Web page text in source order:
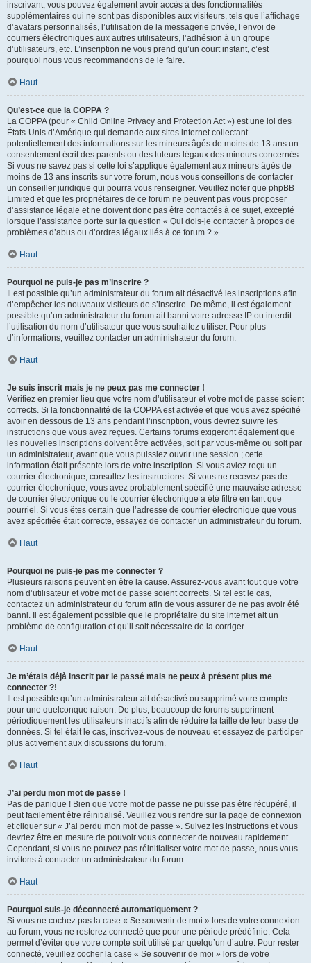
inscrivant, vous pouvez également avoir accès à des fonctionnalités
supplémentaires qui ne sont pas disponibles aux visiteurs, tels que l’affichage
d’avatars personnalisés, l’utilisation de la messagerie privée, l’envoi de
courriers électroniques aux autres utilisateurs, l’adhésion à un groupe
d’utilisateurs, etc. L’inscription ne vous prend qu’un court instant, c’est
pourquoi nous vous recommandons de le faire.
Haut
Qu’est-ce que la COPPA ?
La COPPA (pour « Child Online Privacy and Protection Act ») est une loi des
États-Unis d’Amérique qui demande aux sites internet collectant
potentiellement des informations sur les mineurs âgés de moins de 13 ans un
consentement écrit des parents ou des tuteurs légaux des mineurs concernés.
Si vous ne savez pas si cette loi s’applique également aux mineurs âgés de
moins de 13 ans inscrits sur votre forum, nous vous conseillons de contacter
un conseiller juridique qui pourra vous renseigner. Veuillez noter que phpBB
Limited et que les propriétaires de ce forum ne peuvent pas vous proposer
d’assistance légale et ne doivent donc pas être contactés à ce sujet, excepté
lorsque l’assistance porte sur la question « Qui dois-je contacter à propos de
problèmes d’abus ou d’ordres légaux liés à ce forum ? ».
Haut
Pourquoi ne puis-je pas m’inscrire ?
Il est possible qu’un administrateur du forum ait désactivé les inscriptions afin
d’empêcher les nouveaux visiteurs de s’inscrire. De même, il est également
possible qu’un administrateur du forum ait banni votre adresse IP ou interdit
l’utilisation du nom d’utilisateur que vous souhaitez utiliser. Pour plus
d’informations, veuillez contacter un administrateur du forum.
Haut
Je suis inscrit mais je ne peux pas me connecter !
Vérifiez en premier lieu que votre nom d’utilisateur et votre mot de passe soient
corrects. Si la fonctionnalité de la COPPA est activée et que vous avez spécifié
avoir en dessous de 13 ans pendant l’inscription, vous devrez suivre les
instructions que vous avez reçues. Certains forums exigeront également que
les nouvelles inscriptions doivent être activées, soit par vous-même ou soit par
un administrateur, avant que vous puissiez ouvrir une session ; cette
information était présente lors de votre inscription. Si vous aviez reçu un
courrier électronique, consultez les instructions. Si vous ne recevez pas de
courrier électronique, vous avez probablement spécifié une mauvaise adresse
de courrier électronique ou le courrier électronique a été filtré en tant que
pourriel. Si vous êtes certain que l’adresse de courrier électronique que vous
avez spécifiée était correcte, essayez de contacter un administrateur du forum.
Haut
Pourquoi ne puis-je pas me connecter ?
Plusieurs raisons peuvent en être la cause. Assurez-vous avant tout que votre
nom d’utilisateur et votre mot de passe soient corrects. Si tel est le cas,
contactez un administrateur du forum afin de vous assurer de ne pas avoir été
banni. Il est également possible que le propriétaire du site internet ait un
problème de configuration et qu’il soit nécessaire de la corriger.
Haut
Je m’étais déjà inscrit par le passé mais ne peux à présent plus me
connecter ?!
Il est possible qu’un administrateur ait désactivé ou supprimé votre compte
pour une quelconque raison. De plus, beaucoup de forums suppriment
périodiquement les utilisateurs inactifs afin de réduire la taille de leur base de
données. Si tel était le cas, inscrivez-vous de nouveau et essayez de participer
plus activement aux discussions du forum.
Haut
J’ai perdu mon mot de passe !
Pas de panique ! Bien que votre mot de passe ne puisse pas être récupéré, il
peut facilement être réinitialisé. Veuillez vous rendre sur la page de connexion
et cliquer sur « J’ai perdu mon mot de passe ». Suivez les instructions et vous
devriez être en mesure de pouvoir vous connecter de nouveau rapidement.
Cependant, si vous ne pouvez pas réinitialiser votre mot de passe, nous vous
invitons à contacter un administrateur du forum.
Haut
Pourquoi suis-je déconnecté automatiquement ?
Si vous ne cochez pas la case « Se souvenir de moi » lors de votre connexion
au forum, vous ne resterez connecté que pour une période prédéfinie. Cela
permet d’éviter que votre compte soit utilisé par quelqu’un d’autre. Pour rester
connecté, veuillez cocher la case « Se souvenir de moi » lors de votre